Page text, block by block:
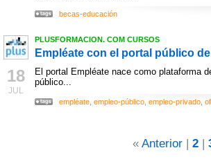
becas-educación
18
JUL
PLUSFORMACION. COM CURSOS
Empléate con el portal público
El portal Empléate nace como plataforma
público...
empléate empleo-público empleo-privado
« Anterior| 2|